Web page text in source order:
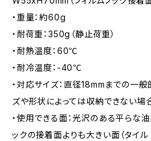
・重量：約60g
・耐荷重：350g（静止荷重）
・耐熱温度：60℃
・耐冷温度：-40℃
・対応サイズ：直径18mmまでの一
ズや形状によっては収納できない場
・使用できる面：光沢のある平らな
ックの接着面よりも大きい面（タイ